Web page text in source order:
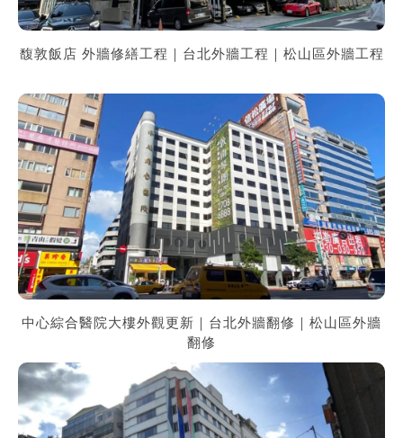
馥敦飯店 外牆修繕工程｜台北外牆工程｜松山區外牆工程
中心綜合醫院大樓外觀更新｜台北外牆翻修｜松山區外牆
翻修